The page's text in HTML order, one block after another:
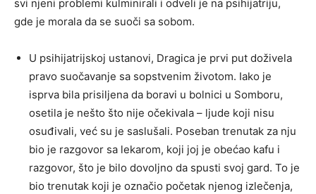
svi njeni problemi kulminirali i odveli je na psihijatriju,
gde je morala da se suoči sa sobom.
U psihijatrijskoj ustanovi, Dragica je prvi put doživela
pravo suočavanje sa sopstvenim životom. Iako je
isprva bila prisiljena da boravi u bolnici u Somboru,
osetila je nešto što nije očekivala – ljude koji nisu
osuđivali, već su je saslušali. Poseban trenutak za nju
bio je razgovor sa lekarom, koji joj je obećao kafu i
razgovor, što je bilo dovoljno da spusti svoj gard. To je
bio trenutak koji je označio početak njenog izlečenja,